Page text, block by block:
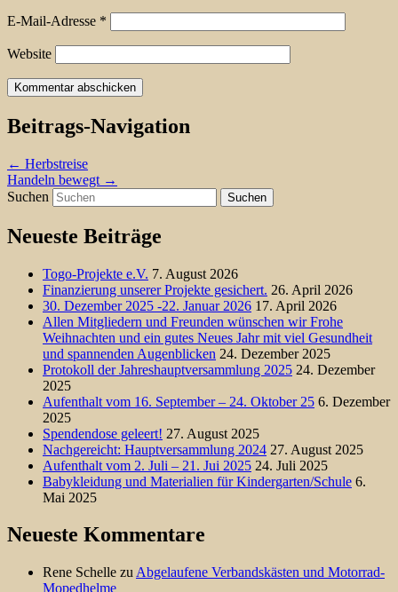
E-Mail-Adresse *
Website
Beitrags-Navigation
← Herbstreise
Handeln bewegt →
Suchen
Neueste Beiträge
Togo-Projekte e.V. 7. August 2026
Finanzierung unserer Projekte gesichert. 26. April 2026
30. Dezember 2025 -22. Januar 2026 17. April 2026
Allen Mitgliedern und Freunden wünschen wir Frohe
Weihnachten und ein gutes Neues Jahr mit viel Gesundheit
und spannenden Augenblicken 24. Dezember 2025
Protokoll der Jahreshauptversammlung 2025 24. Dezember
2025
Aufenthalt vom 16. September – 24. Oktober 25 6. Dezember
2025
Spendendose geleert! 27. August 2025
Nachgereicht: Hauptversammlung 2024 27. August 2025
Aufenthalt vom 2. Juli – 21. Jui 2025 24. Juli 2025
Babykleidung und Materialien für Kindergarten/Schule 6.
Mai 2025
Neueste Kommentare
Rene Schelle zu Abgelaufene Verbandskästen und Motorrad-
Mopedhelme